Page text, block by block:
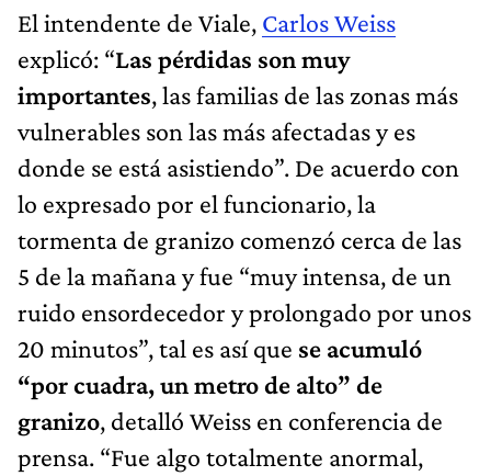
El intendente de Viale, Carlos Weiss
explicó: “Las pérdidas son muy
importantes, las familias de las zonas más
vulnerables son las más afectadas y es
donde se está asistiendo”. De acuerdo con
lo expresado por el funcionario, la
tormenta de granizo comenzó cerca de las
5 de la mañana y fue “muy intensa, de un
ruido ensordecedor y prolongado por unos
20 minutos”, tal es así que se acumuló
“por cuadra, un metro de alto” de
granizo, detalló Weiss en conferencia de
prensa. “Fue algo totalmente anormal,